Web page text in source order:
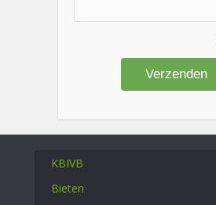
KBIVB
Bieten